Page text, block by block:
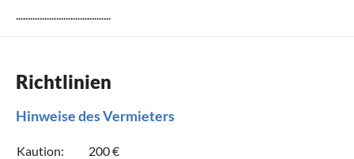
Richtlinien
Hinweise des Vermieters
Kaution:
200 €